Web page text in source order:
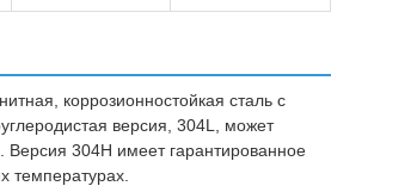
коррозионностойкая сталь с
версия, 304L, может
Версия 304H имеет гарантированное
температурах.